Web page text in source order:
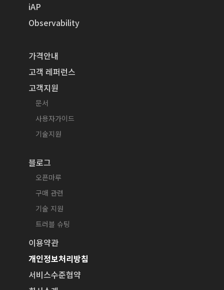
iAP
Observability
가격안내
고객 레퍼런스
고객지원
문서
사용자가이드
기술지원
블로그
오픈마루
구매 관련
기술 지원
트러블 슈팅
이용약관
개인정보처리방침
서비스수준협약